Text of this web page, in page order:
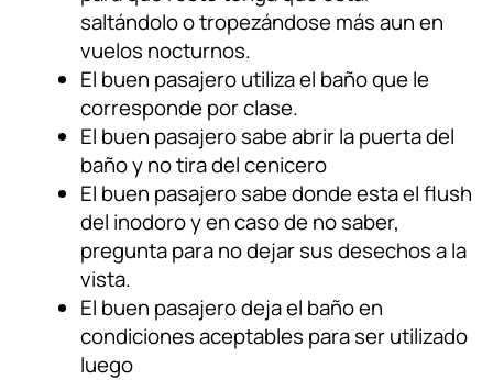
saltándolo o tropezándose más aun en
vuelos nocturnos.
El buen pasajero utiliza el baño que le
corresponde por clase.
El buen pasajero sabe abrir la puerta del
baño y no tira del cenicero
El buen pasajero sabe donde esta el flush
del inodoro y en caso de no saber,
pregunta para no dejar sus desechos a la
vista.
El buen pasajero deja el baño en
condiciones aceptables para ser utilizado
luego